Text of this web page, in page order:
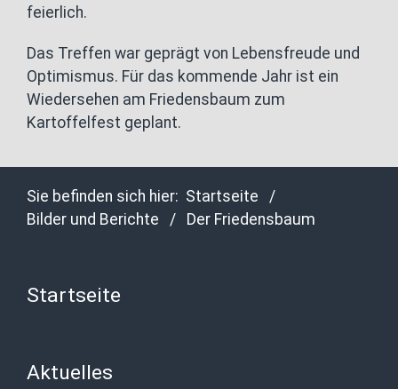
feierlich.
Das Treffen war geprägt von Lebensfreude und
Optimismus. Für das kommende Jahr ist ein
Wiedersehen am Friedensbaum zum
Kartoffelfest geplant.
Sie befinden sich hier: Startseite
/
Bilder und Berichte
/ Der Friedensbaum
Startseite
Aktuelles